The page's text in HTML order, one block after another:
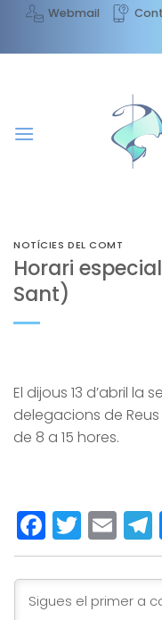
content
Webmail
NOTÍCIES DEL COMT
Horari
Sant)
El dijous 13 d’abril la
delegacions de
de 8 a 15 hores.